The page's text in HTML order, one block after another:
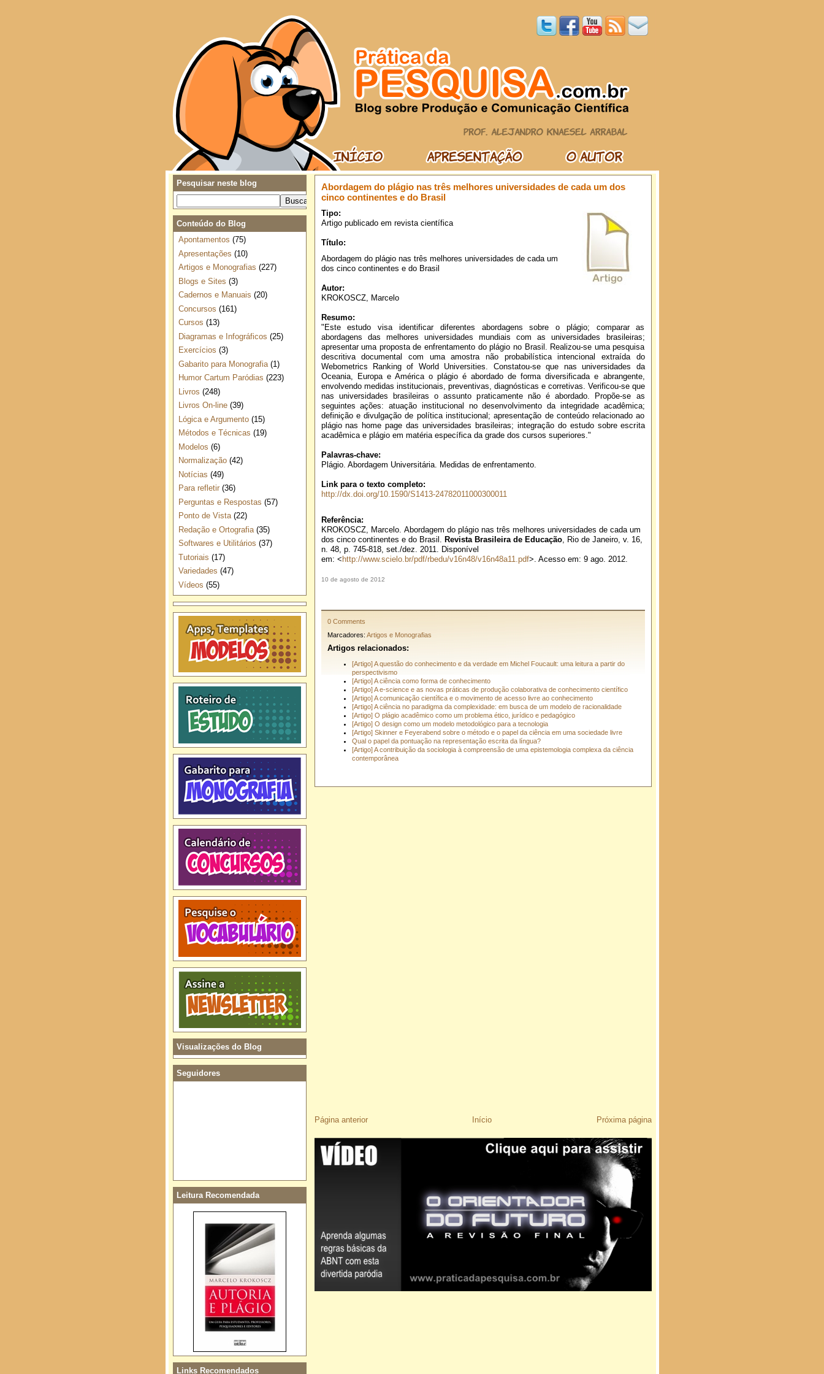
Abordagem do plágio nas três melhores universidades de cada um dos
cinco continentes e do Brasil
Tipo:
Artigo publicado em revista científica
Título:
Abordagem do plágio nas três melhores universidades de cada um
dos cinco continentes e do Brasil
Autor:
KROKOSCZ, Marcelo
Resumo:
"Este estudo visa identificar diferentes abordagens sobre o plágio; comparar as
abordagens das melhores universidades mundiais com as universidades brasileiras;
apresentar uma proposta de enfrentamento do plágio no Brasil. Realizou-se uma pesquisa
descritiva documental com uma amostra não probabilística intencional extraída do
Webometrics Ranking of World Universities. Constatou-se que nas universidades da
Oceania, Europa e América o plágio é abordado de forma diversificada e abrangente,
envolvendo medidas institucionais, preventivas, diagnósticas e corretivas. Verificou-se que
nas universidades brasileiras o assunto praticamente não é abordado. Propõe-se as
seguintes ações: atuação institucional no desenvolvimento da integridade acadêmica;
definição e divulgação de política institucional; apresentação de conteúdo relacionado ao
plágio nas home page das universidades brasileiras; integração do estudo sobre escrita
acadêmica e plágio em matéria específica da grade dos cursos superiores."
Palavras-chave:
Plágio. Abordagem Universitária. Medidas de enfrentamento.
Link para o texto completo:
http://dx.doi.org/10.1590/S1413-24782011000300011
Referência:
KROKOSCZ, Marcelo. Abordagem do plágio nas três melhores universidades de cada um
dos cinco continentes e do Brasil. Revista Brasileira de Educação, Rio de Janeiro, v. 16,
n. 48, p. 745-818, set./dez. 2011. Disponível
em: <http://www.scielo.br/pdf/rbedu/v16n48/v16n48a11.pdf>. Acesso em: 9 ago. 2012.
10 de agosto de 2012
0 Comments
Marcadores: Artigos e Monografias
Artigos relacionados:
[Artigo] A questão do conhecimento e da verdade em Michel Foucault: uma leitura a partir do
perspectivismo
[Artigo] A ciência como forma de conhecimento
[Artigo] A e-science e as novas práticas de produção colaborativa de conhecimento científico
[Artigo] A comunicação científica e o movimento de acesso livre ao conhecimento
[Artigo] A ciência no paradigma da complexidade: em busca de um modelo de racionalidade
[Artigo] O plágio acadêmico como um problema ético, jurídico e pedagógico
[Artigo] O design como um modelo metodológico para a tecnologia
[Artigo] Skinner e Feyerabend sobre o método e o papel da ciência em uma sociedade livre
Qual o papel da pontuação na representação escrita da língua?
[Artigo] A contribuição da sociologia à compreensão de uma epistemologia complexa da ciência
contemporânea
Página anterior Próxima página
Início
Pesquisar neste blog
Conteúdo do Blog
Apontamentos (75)
Apresentações (10)
Artigos e Monografias (227)
Blogs e Sites (3)
Cadernos e Manuais (20)
Concursos (161)
Cursos (13)
Diagramas e Infográficos (25)
Exercícios (3)
Gabarito para Monografia (1)
Humor Cartum Paródias (223)
Livros (248)
Livros On-line (39)
Lógica e Argumento (15)
Métodos e Técnicas (19)
Modelos (6)
Normalização (42)
Notícias (49)
Para refletir (36)
Perguntas e Respostas (57)
Ponto de Vista (22)
Redação e Ortografia (35)
Softwares e Utilitários (37)
Tutoriais (17)
Variedades (47)
Vídeos (55)
Visualizações do Blog
Seguidores
Leitura Recomendada
Links Recomendados